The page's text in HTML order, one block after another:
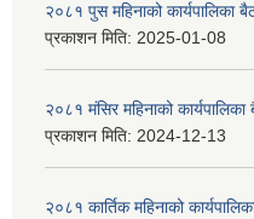
२०८१ पुस महिनाको कार्यपालिका
प्रकाशन मिति: 2025-01-08
२०८१ मंसिर महिनाको
प्रकाशन मिति: 2024-12-13
२०८१ कार्तिक महिनाको